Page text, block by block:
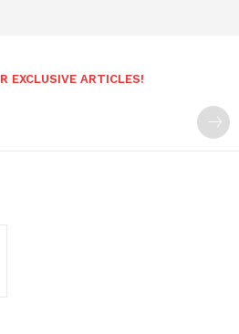
EXCLUSIVE ARTICLES!